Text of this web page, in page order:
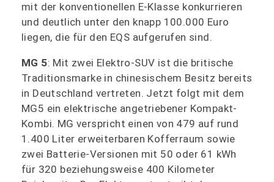
mit der konventionellen E-Klasse konkurrieren
und deutlich unter den knapp 100.000 Euro
liegen, die für den EQS aufgerufen sind.
MG 5: Mit zwei Elektro-SUV ist die britische
Traditionsmarke in chinesischem Besitz bereits
in Deutschland vertreten. Jetzt folgt mit dem
MG5 ein elektrische angetriebener Kompakt-
Kombi. MG verspricht einen von 479 auf rund
1.400 Liter erweiterbaren Kofferraum sowie
zwei Batterie-Versionen mit 50 oder 61 kWh
für 320 beziehungsweise 400 Kilometer